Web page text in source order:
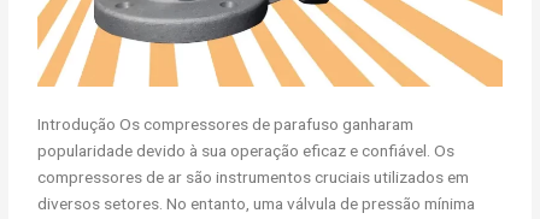
Introdução Os compressores de parafuso ganharam
popularidade devido à sua operação eficaz e confiável. Os
compressores de ar são instrumentos cruciais utilizados em
diversos setores. No entanto, uma válvula de pressão mínima